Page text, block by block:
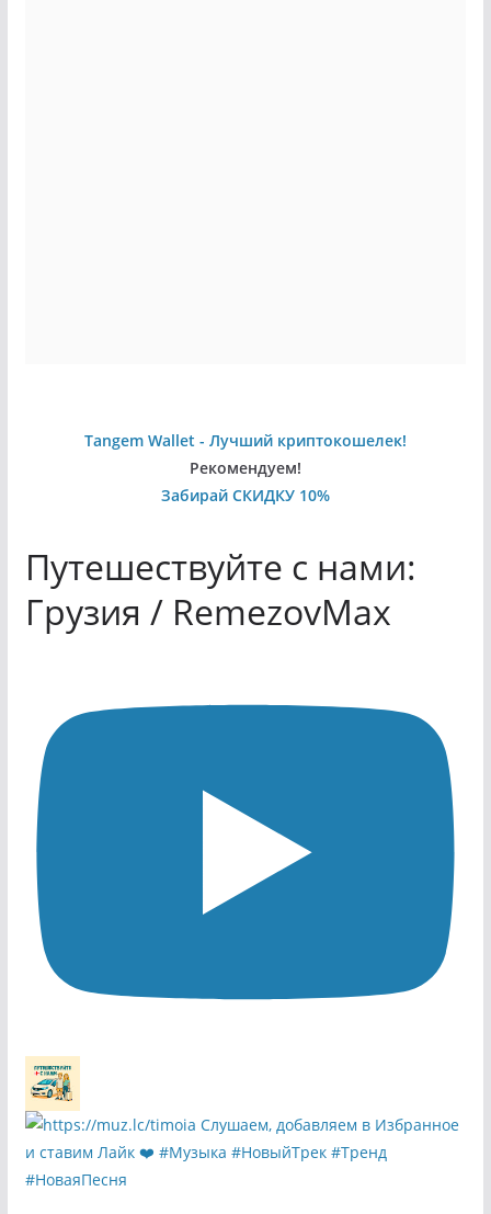
Tangem Wallet - Лучший криптокошелек!
Рекомендуем!
Забирай СКИДКУ 10%
Путешествуйте с нами:
Грузия / RemezovMax